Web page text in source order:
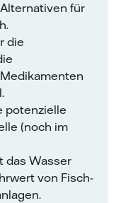
für
die
potenzielle
(noch im
das Wasser
von Fisch-